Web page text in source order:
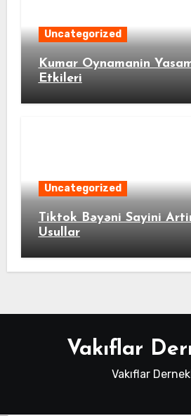
Uncategorized
Kumar Oynamanin
Etkileri
Uncategorized
Tiktok Bəyəni Sayini
Usullar
Vakıflar
Vakıflar